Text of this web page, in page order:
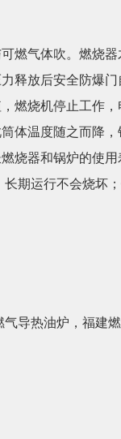
燃气体吹。燃烧
释放后安全防爆
燃烧机停止工作
体温度随之而降
烧器和锅炉的使
期运行不会烧坏
气导热油炉 ， 福建